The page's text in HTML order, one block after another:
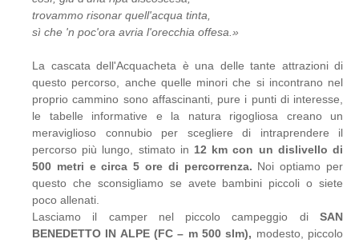
trovammo risonar quell'acqua tinta,
sì che 'n poc'ora avria l'orecchia offesa.»
La cascata dell'Acquacheta è una delle tante attrazioni di
questo percorso, anche quelle minori che si incontrano nel
proprio cammino sono affascinanti, pure i punti di interesse,
le tabelle informative e la natura rigogliosa creano un
meraviglioso connubio per scegliere di intraprendere il
percorso più lungo, stimato in 12 km con un dislivello di
500 metri e circa 5 ore di percorrenza. Noi optiamo per
questo che sconsigliamo se avete bambini piccoli o siete
poco allenati.
Lasciamo il camper nel piccolo campeggio di SAN
BENEDETTO IN ALPE (FC – m 500 slm), modesto, piccolo